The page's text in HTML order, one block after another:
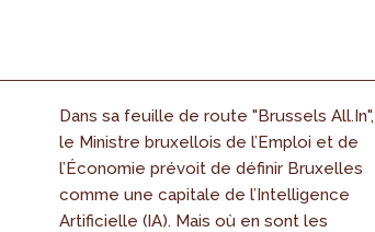
Dans sa feuille de route "Brussels All.In",
le Ministre bruxellois de l’Emploi et de
l’Économie prévoit de définir Bruxelles
comme une capitale de l’Intelligence
Artificielle (IA). Mais où en sont les